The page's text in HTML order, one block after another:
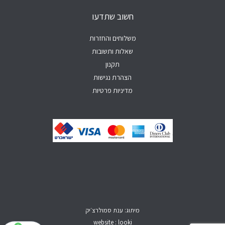
חשוב שתדעו
משלוחים והחזרות
שאלות ותשובות
תקנון
הצהרת נגישות
מדיניות פרטיות
מיתוג: ענת סמולרצ׳יק
website : looki